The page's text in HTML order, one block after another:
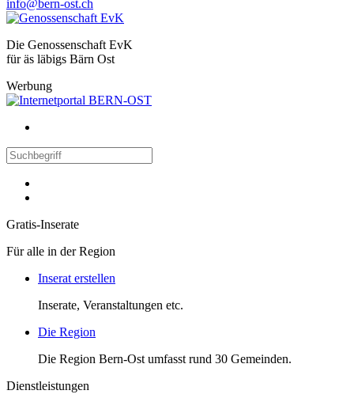
info@bern-ost.ch
Die Genossenschaft EvK
für äs läbigs Bärn Ost
Werbung
Gratis-Inserate
Für alle in der Region
Inserat erstellen
Inserate, Veranstaltungen etc.
Die Region
Die Region Bern-Ost umfasst rund 30 Gemeinden.
Dienstleistungen